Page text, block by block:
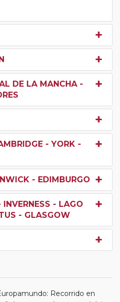
DE LA MANCHA -
- YORK -
- EDIMBURGO
- LAGO
- GLASGOW
Recorrido en